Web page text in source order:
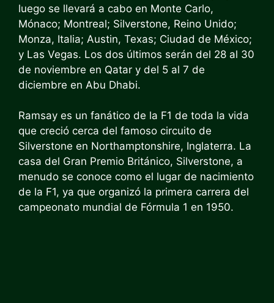
luego se llevará a cabo en Monte Carlo,
Mónaco; Montreal; Silverstone, Reino Unido;
Monza, Italia; Austin, Texas; Ciudad de México;
y Las Vegas. Los dos últimos serán del 28 al 30
de noviembre en Qatar y del 5 al 7 de
diciembre en Abu Dhabi.
Ramsay es un fanático de la F1 de toda la vida
que creció cerca del famoso circuito de
Silverstone en Northamptonshire, Inglaterra. La
casa del Gran Premio Británico, Silverstone, a
menudo se conoce como el lugar de nacimiento
de la F1, ya que organizó la primera carrera del
campeonato mundial de Fórmula 1 en 1950.